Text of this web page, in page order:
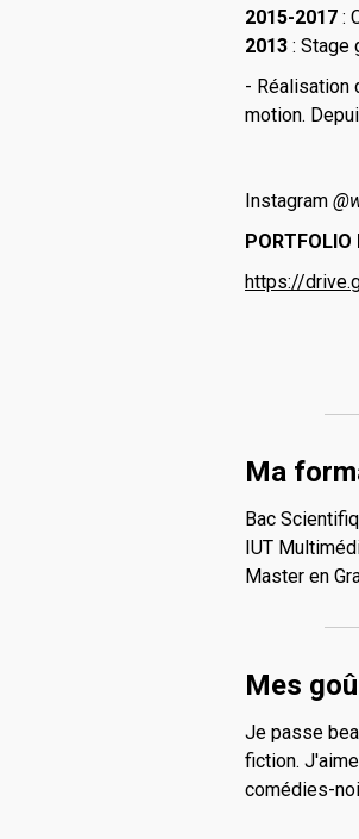
2015-2017 :
2013 : Stage
- Réalisation
motion.
Instagram
PORTFOLIO
https://
Ma
Bac
IUT
Master en
Mes
Je passe
fiction.
comédies-